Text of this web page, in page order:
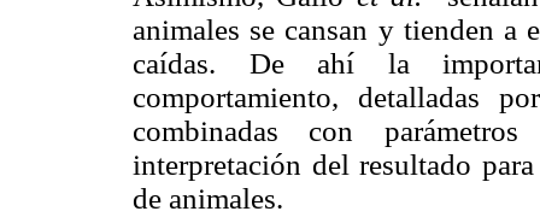
animales se cansan y tienden a
caídas. De ahí la
comportamiento, detalladas
combinadas con
interpretación del resultado
de animales.